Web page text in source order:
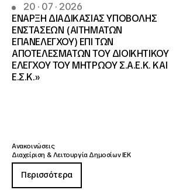
20 · 07 · 2026
ΕΝΑΡΞΗ ΔΙΑΔΙΚΑΣΙΑΣ ΥΠΟΒΟΛΗΣ
ΕΝΣΤΑΣΕΩΝ (ΑΙΤΗΜΑΤΩΝ
ΕΠΑΝΕΛΕΓΧΟΥ) ΕΠΙ ΤΩΝ
ΑΠΟΤΕΛΕΣΜΑΤΩΝ ΤΟΥ ΔΙΟΙΚΗΤΙΚΟΥ
ΕΛΕΓΧΟΥ ΤΟΥ ΜΗΤΡΩΟΥ Σ.Α.Ε.Κ. ΚΑΙ
Ε.Σ.Κ.»
Ανακοινώσεις
Διαχείριση & Λειτουργία Δημοσίων ΙΕΚ
Περισσότερα